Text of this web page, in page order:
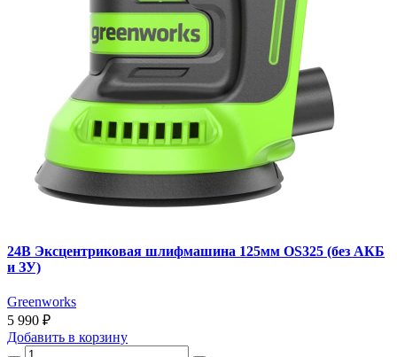
24В Эксцентриковая шлифмашина 125мм OS325 (без АКБ
и ЗУ)
Greenworks
5 990 ₽
Добавить в корзину